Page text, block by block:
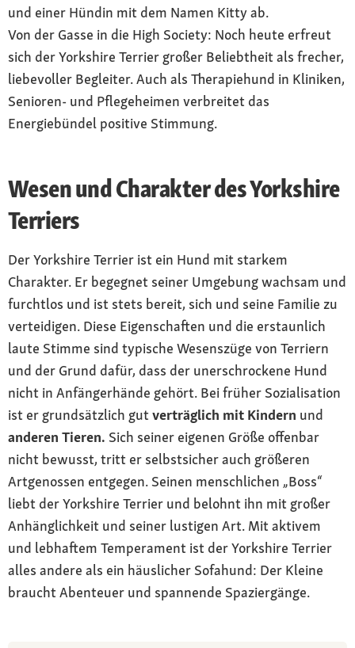
und einer Hündin mit dem Namen Kitty ab.
Von der Gasse in die High Society: Noch heute erfreut
sich der Yorkshire Terrier großer Beliebtheit als frecher,
liebevoller Begleiter. Auch als Therapiehund in Kliniken,
Senioren- und Pflegeheimen verbreitet das
Energiebündel positive Stimmung.
Wesen und Charakter des Yorkshire
Terriers
Der Yorkshire Terrier ist ein Hund mit starkem
Charakter. Er begegnet seiner Umgebung wachsam und
furchtlos und ist stets bereit, sich und seine Familie zu
verteidigen. Diese Eigenschaften und die erstaunlich
laute Stimme sind typische Wesenszüge von Terriern
und der Grund dafür, dass der unerschrockene Hund
nicht in Anfängerhände gehört. Bei früher Sozialisation
ist er grundsätzlich gut verträglich mit Kindern und
anderen Tieren. Sich seiner eigenen Größe offenbar
nicht bewusst, tritt er selbstsicher auch größeren
Artgenossen entgegen. Seinen menschlichen „Boss“
liebt der Yorkshire Terrier und belohnt ihn mit großer
Anhänglichkeit und seiner lustigen Art. Mit aktivem
und lebhaftem Temperament ist der Yorkshire Terrier
alles andere als ein häuslicher Sofahund: Der Kleine
braucht Abenteuer und spannende Spaziergänge.